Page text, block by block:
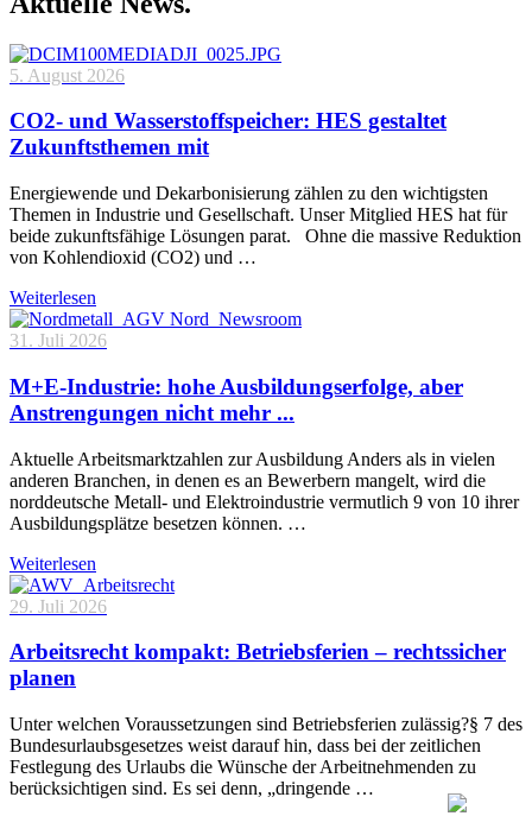
5. August 2026
CO2- und Wasserstoffspeicher: HES gestaltet
Zukunftsthemen mit
Energiewende und Dekarbonisierung zählen zu den wichtigsten
Themen in Industrie und Gesellschaft. Unser Mitglied HES hat für
beide zukunftsfähige Lösungen parat. Ohne die massive Reduktion
von Kohlendioxid (CO2) und …
Weiterlesen
31. Juli 2026
M+E-Industrie: hohe Ausbildungserfolge, aber
Anstrengungen nicht mehr ...
Aktuelle Arbeitsmarktzahlen zur Ausbildung Anders als in vielen
anderen Branchen, in denen es an Bewerbern mangelt, wird die
norddeutsche Metall- und Elektroindustrie vermutlich 9 von 10 ihrer
Ausbildungsplätze besetzen können. …
Weiterlesen
29. Juli 2026
Arbeitsrecht kompakt: Betriebsferien – rechtssicher
planen
Unter welchen Voraussetzungen sind Betriebsferien zulässig?§ 7 des
Bundesurlaubsgesetzes weist darauf hin, dass bei der zeitlichen
Festlegung des Urlaubs die Wünsche der Arbeitnehmenden zu
berücksichtigen sind. Es sei denn, „dringende …